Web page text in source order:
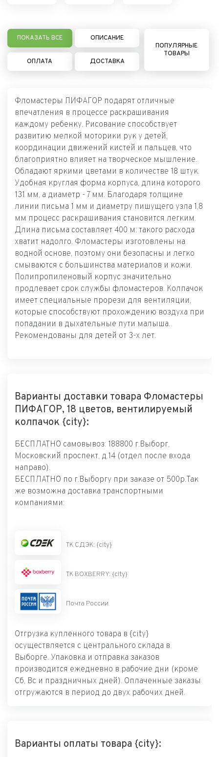
ПОКАЗАТЬ ВСЕ ОПИСАНИЕ
ОПЛАТА ДОСТАВКА
ПОПУЛЯРНЫЕ
ТОВАРЫ
Фломастеры ПИФАГОР подарят отличные
впечатления в процессе раскрашивания
каждому ребенку. Рисование способствует
развитию мелкой моторики рук у детей,
координации движений кистей и пальцев, что
благоприятно влияет на творческое мышление.
Обладают яркими цветами в количестве 18 штук.
Удобная круглая форма корпуса, длина которого
131 мм, а диаметр - 7 мм. Благодаря толщине
линии письма 1 мм и диаметру пишущего узла 1,8
мм процесс раскрашивания становится легким.
Длина письма составляет 400 м: такого расхода
хватит надолго. Фломастеры изготовлены на
водной основе, поэтому они безопасны и легко
смываются с большинства материалов и кожи.
Полипропиленовый корпус значительно
продлевает срок службы фломастеров. Колпачок
имеет специальные прорези для вентиляции,
которые способствуют прохождению воздуха при
попадании в дыхательные пути малыша.
Рекомендованы для детей от 3-х лет.
Варианты доставки товара Фломастеры
ПИФАГОР, 18 цветов, вентилируемый
колпачок {city}:
БЕСПЛАТНО самовывоз: 188800 г.Выборг,
Московский проспект, д.14 (отдел после входа
направо).
БЕСПЛАТНО по г.Выборгу при заказе от 500р.Так
же возможна доставка транспортными
компаниями:
ТК СДЭК: {city}
ТК BOXBERRY: {city}
Почта России
Отгрузка купленного товара в {city}
осуществляется с центрального склада в
Выборге. Упаковка и отправка заказов
производится ежедневно в рабочие дни (кроме
Сб, Вс и праздничных дней). Оплаченные заказы
отгружаются в период до двух рабочих дней.
Варианты оплаты товара {city}: